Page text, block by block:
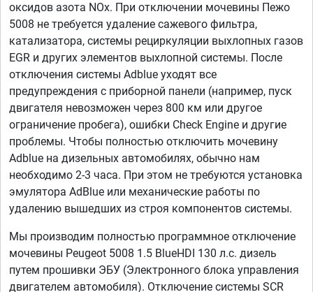
оксидов азота NOx. При отключении мочевины Пежо
5008 не требуется удаление сажевого фильтра,
катализатора, системы рециркуляции выхлопных газов
EGR и других элементов выхлопной системы. После
отключения системы Adblue уходят все
предупреждения с приборной панели (например, пуск
двигателя невозможен через 800 км или другое
ограничение пробега), ошибки Check Engine и другие
проблемы. Чтобы полностью отключить мочевину
Adblue на дизельных автомобилях, обычно нам
необходимо 2-3 часа. При этом не требуются установка
эмулятора AdBlue или механические работы по
удалению вышедших из строя компонентов системы.
Мы производим полностью программное отключение
мочевины Peugeot 5008 1.5 BlueHDI 130 л.с. дизель
путем прошивки ЭБУ (Электронного блока управления
двигателем автомобиля). Отключение системы SCR